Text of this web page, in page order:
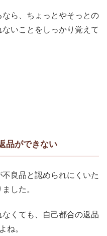
ら、ちょっとやそっとの
いことをしっかり覚えて
品ができない
良品と認められにくいた
した。
くても、自己都合の返品
ね。